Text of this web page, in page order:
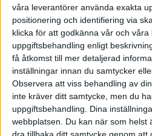
våra leverantörer använda exakta
positionering och identifiering via
klicka för att godkänna vår och
uppgiftsbehandling enligt
få åtkomst till mer detaljerad
inställningar innan du samtycker
Observera att viss behandling av
inte kräver ditt samtycke, men du
uppgiftsbehandling. Dina
webbplatsen. Du kan när som helst